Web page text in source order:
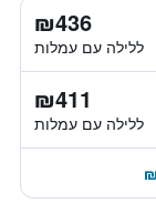
₪436
ללילה עם עמלות
₪411
ללילה עם עמלות